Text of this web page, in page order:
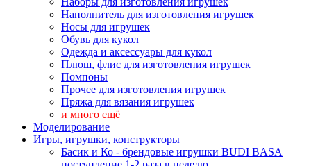
Наполнитель для изготовления игрушек
Носы для игрушек
Обувь для кукол
Одежда и аксессуары для кукол
Плюш, флис для изготовления игрушек
Помпоны
Прочее для изготовления игрушек
Пряжа для вязания игрушек
и много ещё
Моделирование
Игры, игрушки, конструкторы
Басик и Ко - брендовые игрушки BUDI BASA